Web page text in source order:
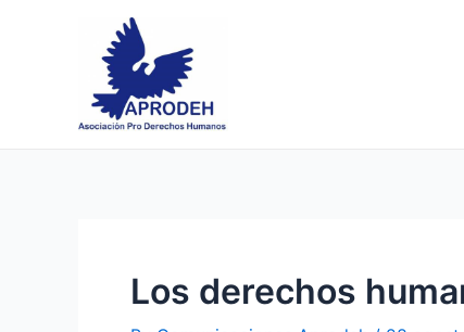
Los derechos
navigation